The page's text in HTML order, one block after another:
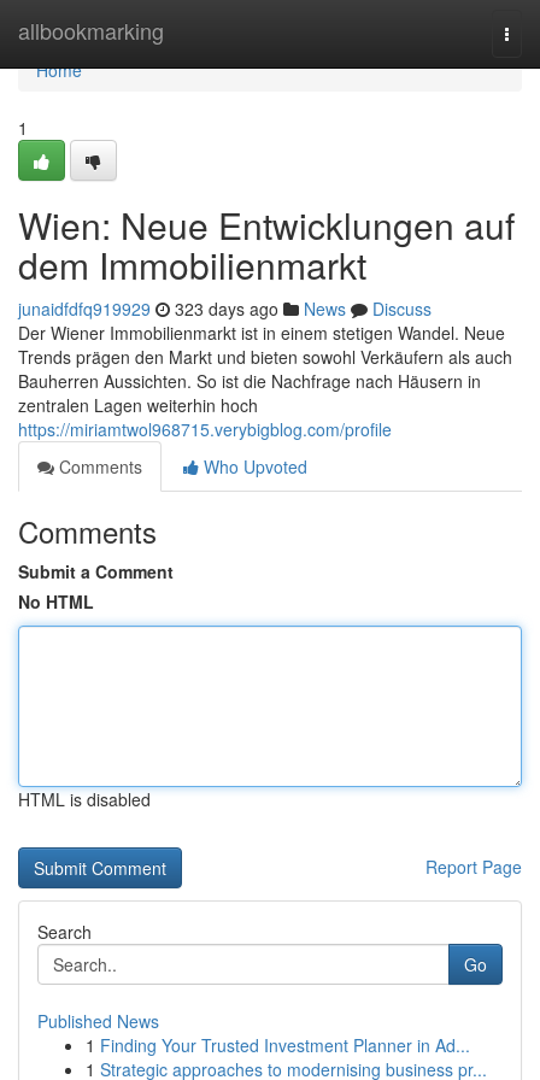
allbookmarking
Home
Home
1
Wien: Neue Entwicklungen auf
dem Immobilienmarkt
junaidfdfq919929 323 days ago News
Discuss
Der Wiener Immobilienmarkt ist in einem stetigen Wandel. Neue
Trends prägen den Markt und bieten sowohl Verkäufern als auch
Bauherren Aussichten. So ist die Nachfrage nach Häusern in
zentralen Lagen weiterhin hoch
https://miriamtwol968715.verybigblog.com/profile
Comments
Who Upvoted
Comments
Submit a Comment
No HTML
HTML is disabled
Report Page
Search
Go
Published News
1 Finding Your Trusted Investment Planner in Ad...
1 Strategic approaches to modernising business pr...